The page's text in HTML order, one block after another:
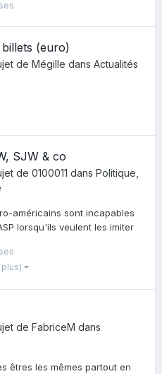
(euro)
de Mégille dans Actualités
SJW & co
de 0100011 dans Politique,
américains sont incapables
lorsqu'ils veulent les imiter
de FabriceM dans
êtres les mêmes partout en